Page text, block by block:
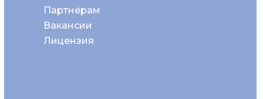
Партнёрам
Вакансии
Лицензия